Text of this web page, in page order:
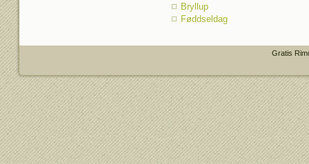
Bryllup
Føddseldag
Gratis